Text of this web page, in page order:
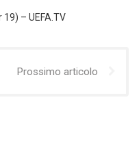
– UEFA.TV
Prossimo articolo